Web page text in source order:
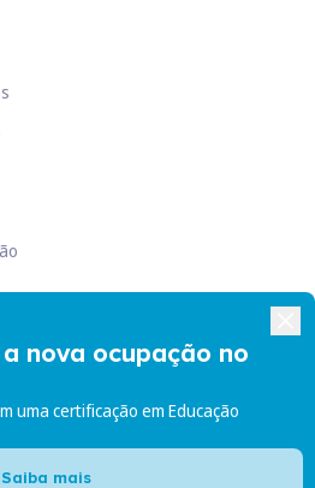
nova ocupação no
uma certificação em Educação
Saiba mais